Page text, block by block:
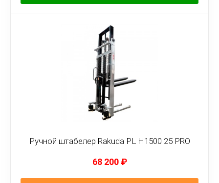
Ручной штабелер Rakuda PL H1500 25 PRO
68 200 ₽